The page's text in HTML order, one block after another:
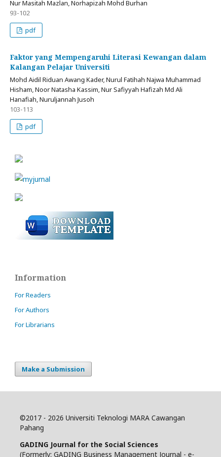
Nur Masitah Mazlan, Norhapizah Mohd Burhan
93-102
pdf
Faktor yang Mempengaruhi Literasi Kewangan dalam
Kalangan Pelajar Universiti
Mohd Aidil Riduan Awang Kader, Nurul Fatihah Najwa Muhammad
Hisham, Noor Natasha Kassim, Nur Safiyyah Hafizah Md Ali
Hanafiah, Nuruljannah Jusoh
103-113
pdf
Information
For Readers
For Authors
For Librarians
Make a Submission
©2017 - 2026 Universiti Teknologi MARA Cawangan
Pahang
GADING Journal for the Social Sciences
(Formerly: GADING Business Management Journal - e-